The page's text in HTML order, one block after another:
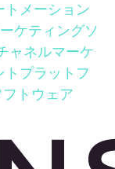
トメーション
ケティングソ
ャネルマーケ
トプラットフ
トウェア